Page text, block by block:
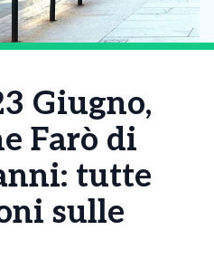
Giugno,
Farò di
tutte
sulle